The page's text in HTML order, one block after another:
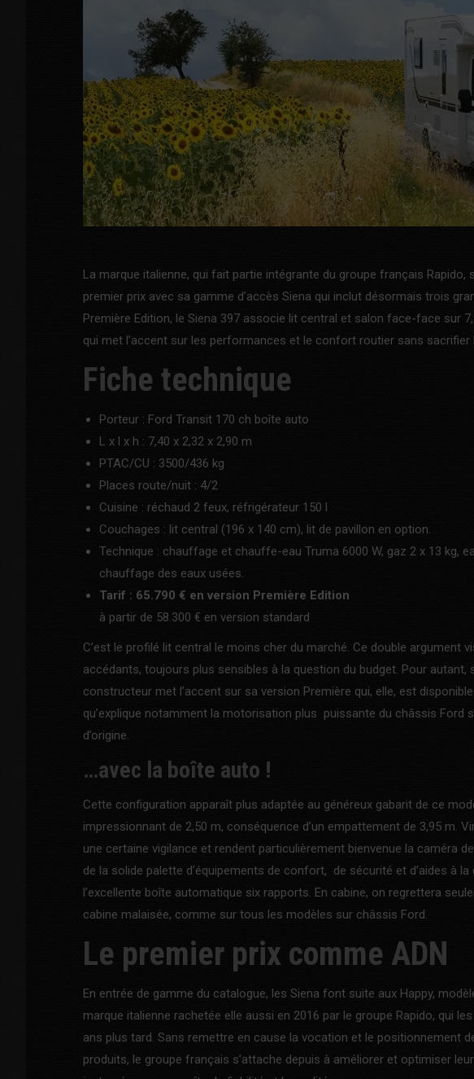
La marque italienne, qui fait partie intégrante du groupe français
premier prix avec sa gamme d’accès Siena qui inclut désormais trois
Première Edition, le Siena 397 associe lit central et salon face-face sur
qui met l’accent sur les performances et le confort routier sans sacrifier
Fiche technique
Porteur : Ford Transit 170 ch boîte auto
L x l x h : 7,40 x 2,32 x 2,90 m
PTAC/CU : 3500/436 kg
Places route/nuit : 4/2
Cuisine : réchaud 2 feux, réfrigérateur 150 l
Couchages : lit central (196 x 140 cm), lit de pavillon en option.
Technique : chauffage et chauffe-eau Truma 6000 W, gaz 2 x 13 kg,
chauffage des eaux usées.
Tarif : 65.790 € en version Première Edition
à partir de 58.300 € en version standard
C’est le profilé lit central le moins cher du marché. Ce double argument
accédants, toujours plus sensibles à la question du budget. Pour autant,
constructeur met l’accent sur sa version Première qui, elle, est
qu’explique notamment la motorisation plus puissante du châssis Ford
d’origine.
…avec la boîte auto !
Cette configuration apparaît plus adaptée au généreux gabarit de ce
impressionnant de 2,50 m, conséquence d’un empattement de 3,95 m.
une certaine vigilance et rendent particulièrement bienvenue la caméra
de la solide palette d’équipements de confort, de sécurité et d’aides à
l’excellente boîte automatique six rapports. En cabine, on regrettera
cabine malaisée, comme sur tous les modèles sur châssis Ford.
Le premier prix comme ADN
En entrée de gamme du catalogue, les Siena font suite aux Happy,
marque italienne rachetée elle aussi en 2016 par le groupe Rapido, qui
ans plus tard. Sans remettre en cause la vocation et le positionnement
produits, le groupe français s’attache depuis à améliorer et optimiser